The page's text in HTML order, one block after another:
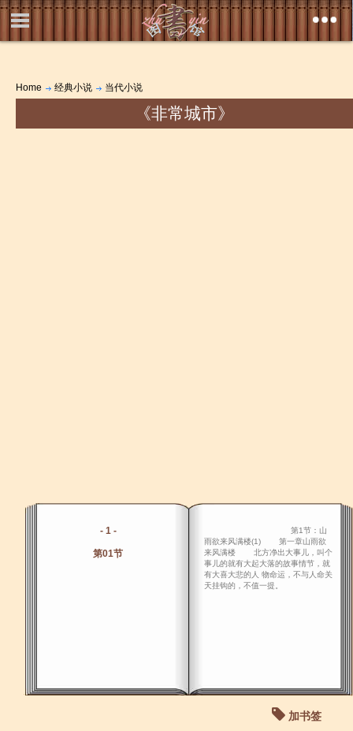
Home 经典小说 当代小说
《非常城市》
- 1 -
第01节
第1节：山
雨欲来风满楼(1) 第一章山雨欲
来风满楼 北方净出大事儿，叫个
事儿的就有大起大落的故事情节，就
有大喜大悲的人 物命运，不与人命关
天挂钩的，不值一提。
加书签